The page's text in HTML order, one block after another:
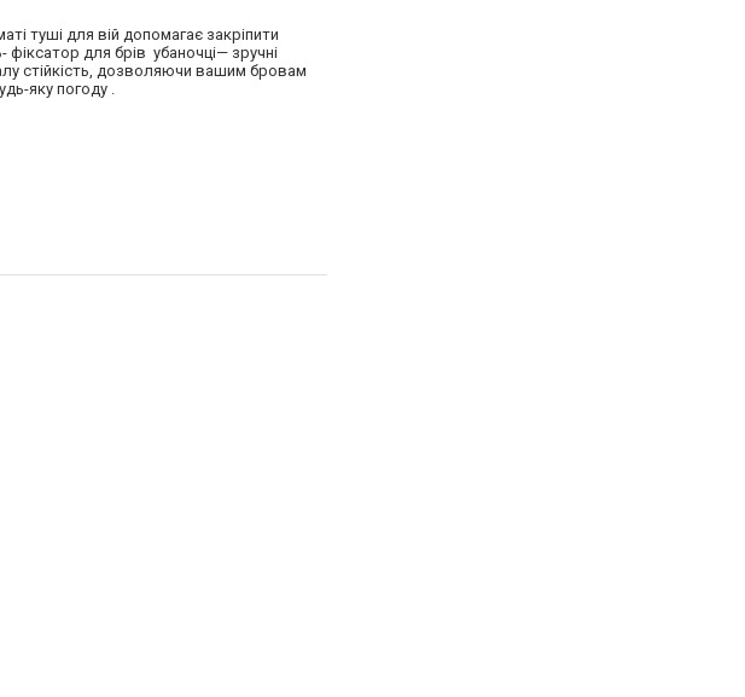
туші для вій допомагає закріпити
для брів убаночці— зручні
стійкість, дозволяючи вашим бровам
яку погоду .